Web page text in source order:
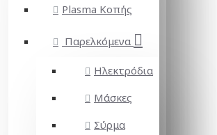
Plasma Κοπής
Παρελκόμενα
Ηλεκτρόδια
Μάσκες
Σύρμα